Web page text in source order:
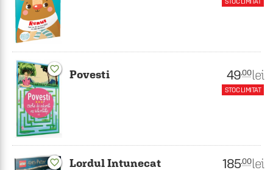
favorite_border Povesti 49.00 lei
STOC LIMITAT
favorite_border Lordul Intunecat 185.00 lei